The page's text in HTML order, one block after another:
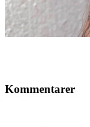
Kommentarer